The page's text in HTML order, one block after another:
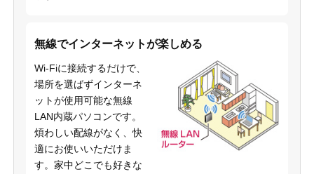
無線でインターネットが楽しめる
Wi-Fiに接続するだけで、
場所を選ばずインターネ
ットが使用可能な無線
LAN内蔵パソコンです。
煩わしい配線がなく、快
適にお使いいただけま
す。家中どこでも好きな